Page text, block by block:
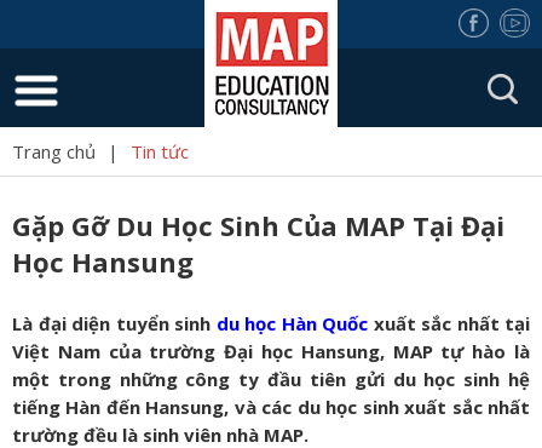
Trang chủ | Tin tức
Gặp Gỡ Du Học Sinh Của MAP Tại Đại
Học Hansung
Là đại diện tuyển sinh du học Hàn Quốc xuất sắc nhất tại
Việt Nam của trường Đại học Hansung, MAP tự hào là
một trong những công ty đầu tiên gửi du học sinh hệ
tiếng Hàn đến Hansung, và các du học sinh xuất sắc nhất
trường đều là sinh viên nhà MAP.